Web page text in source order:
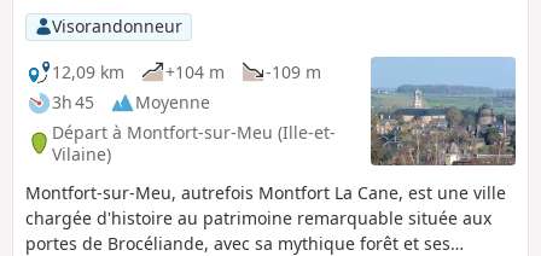
Visorandonneur
12,09 km
+104 m
-109 m
3h 45
Moyenne
Départ à Montfort-sur-Meu (Ille-et-
Vilaine)
Montfort-sur-Meu, autrefois Montfort La Cane, est une ville
chargée d'histoire au patrimoine remarquable située aux
portes de Brocéliande, avec sa mythique forêt et ses